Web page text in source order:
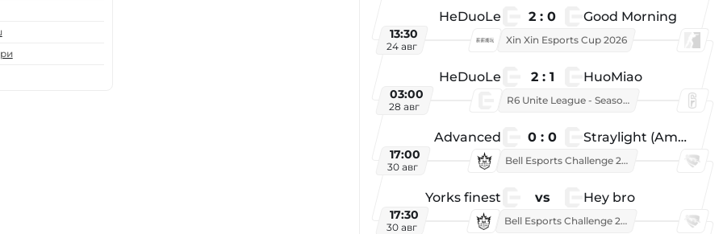
HeDuoLe 2 : 0 Good Morning
13:30
24 авг
Xin Xin Esports Cup 2026
HeDuoLe 2 : 1 HuoMiao
03:00
28 авг
R6 Unite League - Season 1
Advanced 0 : 0 Straylight (American team)
17:00
30 авг
Bell Esports Challenge 2026
Yorks finest vs Hey bro
17:30
30 авг
Bell Esports Challenge 2026